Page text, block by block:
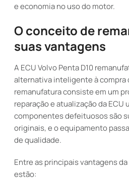
e economia no uso do motor.
O conceito de
suas vantagens
A ECU Volvo Penta D10
alternativa inteligente à compra
remanufatura consiste em um
reparação e atualização da ECU
componentes defeituosos são
originais, e o equipamento
de qualidade.
Entre as principais vantagens
estão: